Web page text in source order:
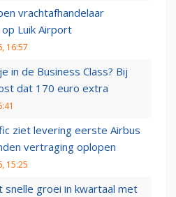
vrachtafhandelaar
Luik Airport
16:57
in de Business Class? Bij
dat 170 euro extra
ziet levering eerste Airbus
vertraging oplopen
15:25
snelle groei in kwartaal met